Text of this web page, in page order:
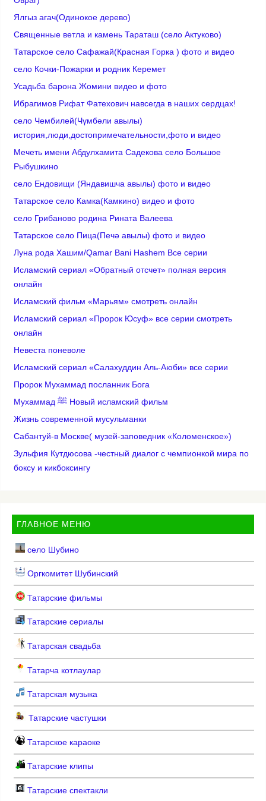
Ялгыз агач(Одинокое дерево)
Cвященные ветла и камень Тараташ (село Актуково)
Татарское село Сафажай(Красная Горка ) фото и видео
село Кочки-Пожарки и родник Керемет
Усадьба барона Жомини видео и фото
Ибрагимов Рифат Фатехович навсегда в наших сердцах!
село Чембилей(Чүмбәли авылы)
история,люди,достопримечательности,фото и видео
Мечеть имени Абдулхамита Садекова село Большое
Рыбушкино
село Ендовищи (Яндавишча авылы) фото и видео
Татарское село Камка(Камкино) видео и фото
село Грибаново родина Рината Валеева
Татарское село Пица(Печә авылы) фото и видео
Луна рода Хашим/Qamar Bani Hashem Все серии
Исламский сериал «Обратный отсчет» полная версия
онлайн
Исламский фильм «Марьям» смотреть онлайн
Исламский сериал «Пророк Юсуф» все серии смотреть
онлайн
Невеста поневоле
Исламский сериал «Салахуддин Аль-Аюби» все серии
Пророк Мухаммад посланник Бога
Мухаммад ﷺ Новый исламский фильм
Жизнь современной мусульманки
Сабантуй-в Москве( музей-заповедник «Коломенское»)
Зульфия Кутдюсова -честный диалог с чемпионкой мира по
боксу и кикбоксингу
ГЛАВНОЕ МЕНЮ
село Шубино
Оргкомитет Шубинский
Татарские фильмы
Татарские сериалы
Татарская свадьба
Татарча котлаулар
Татарская музыка
Татарские частушки
Татарское караоке
Татарские клипы
Татарские спектакли